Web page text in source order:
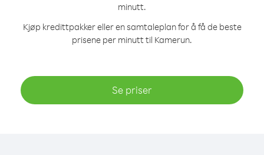
minutt.
Kjøp kredittpakker eller en samtaleplan for å få de beste
prisene per minutt til Kamerun.
Se priser